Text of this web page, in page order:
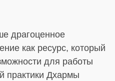
драгоценное
как ресурс, который
для работы
практики Дхармы